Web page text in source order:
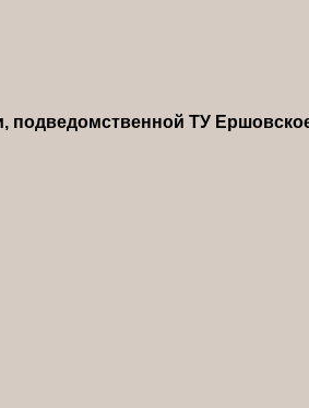
подведомственной ТУ